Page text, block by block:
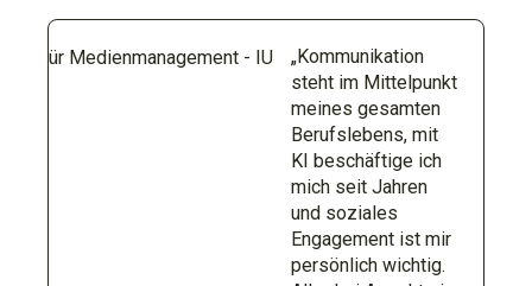
„Kommunikation
steht im Mittelpunkt
meines gesamten
Berufslebens, mit
KI beschäftige ich
mich seit Jahren
und soziales
Engagement ist mir
persönlich wichtig.